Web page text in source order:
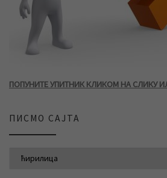
ПОПУНИТЕ УПИТНИК КЛИКОМ НА СЛИКУ
ПИСМО САЈТА